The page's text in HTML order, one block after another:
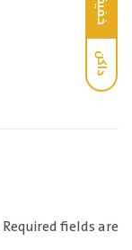
خفيف
داكن
Required fields are